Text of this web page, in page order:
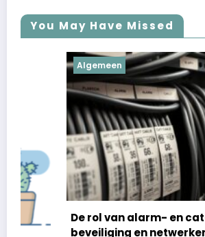
You May Have Missed
Algemeen
De rol van alarm- en cat6-
beveiliging en netwerken